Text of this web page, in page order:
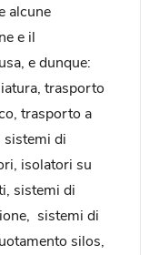
alcune
e il
e dunque:
trasporto
trasporto a
sistemi di
isolatori su
sistemi di
sistemi di
silos,